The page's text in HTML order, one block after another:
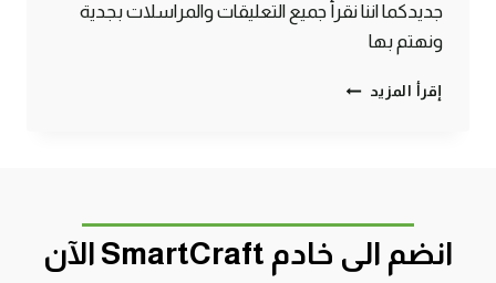
جديدكما اننا نقرأ جميع التعليقات والمراسلات بجدية
ونهتم بها
إقرأ المزيد مصنع
في
التحديث
الأخير
انضم الى خادم SmartCraft الآن